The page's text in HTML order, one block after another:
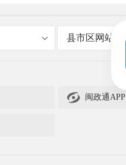
县市区网站
 闽政通APP